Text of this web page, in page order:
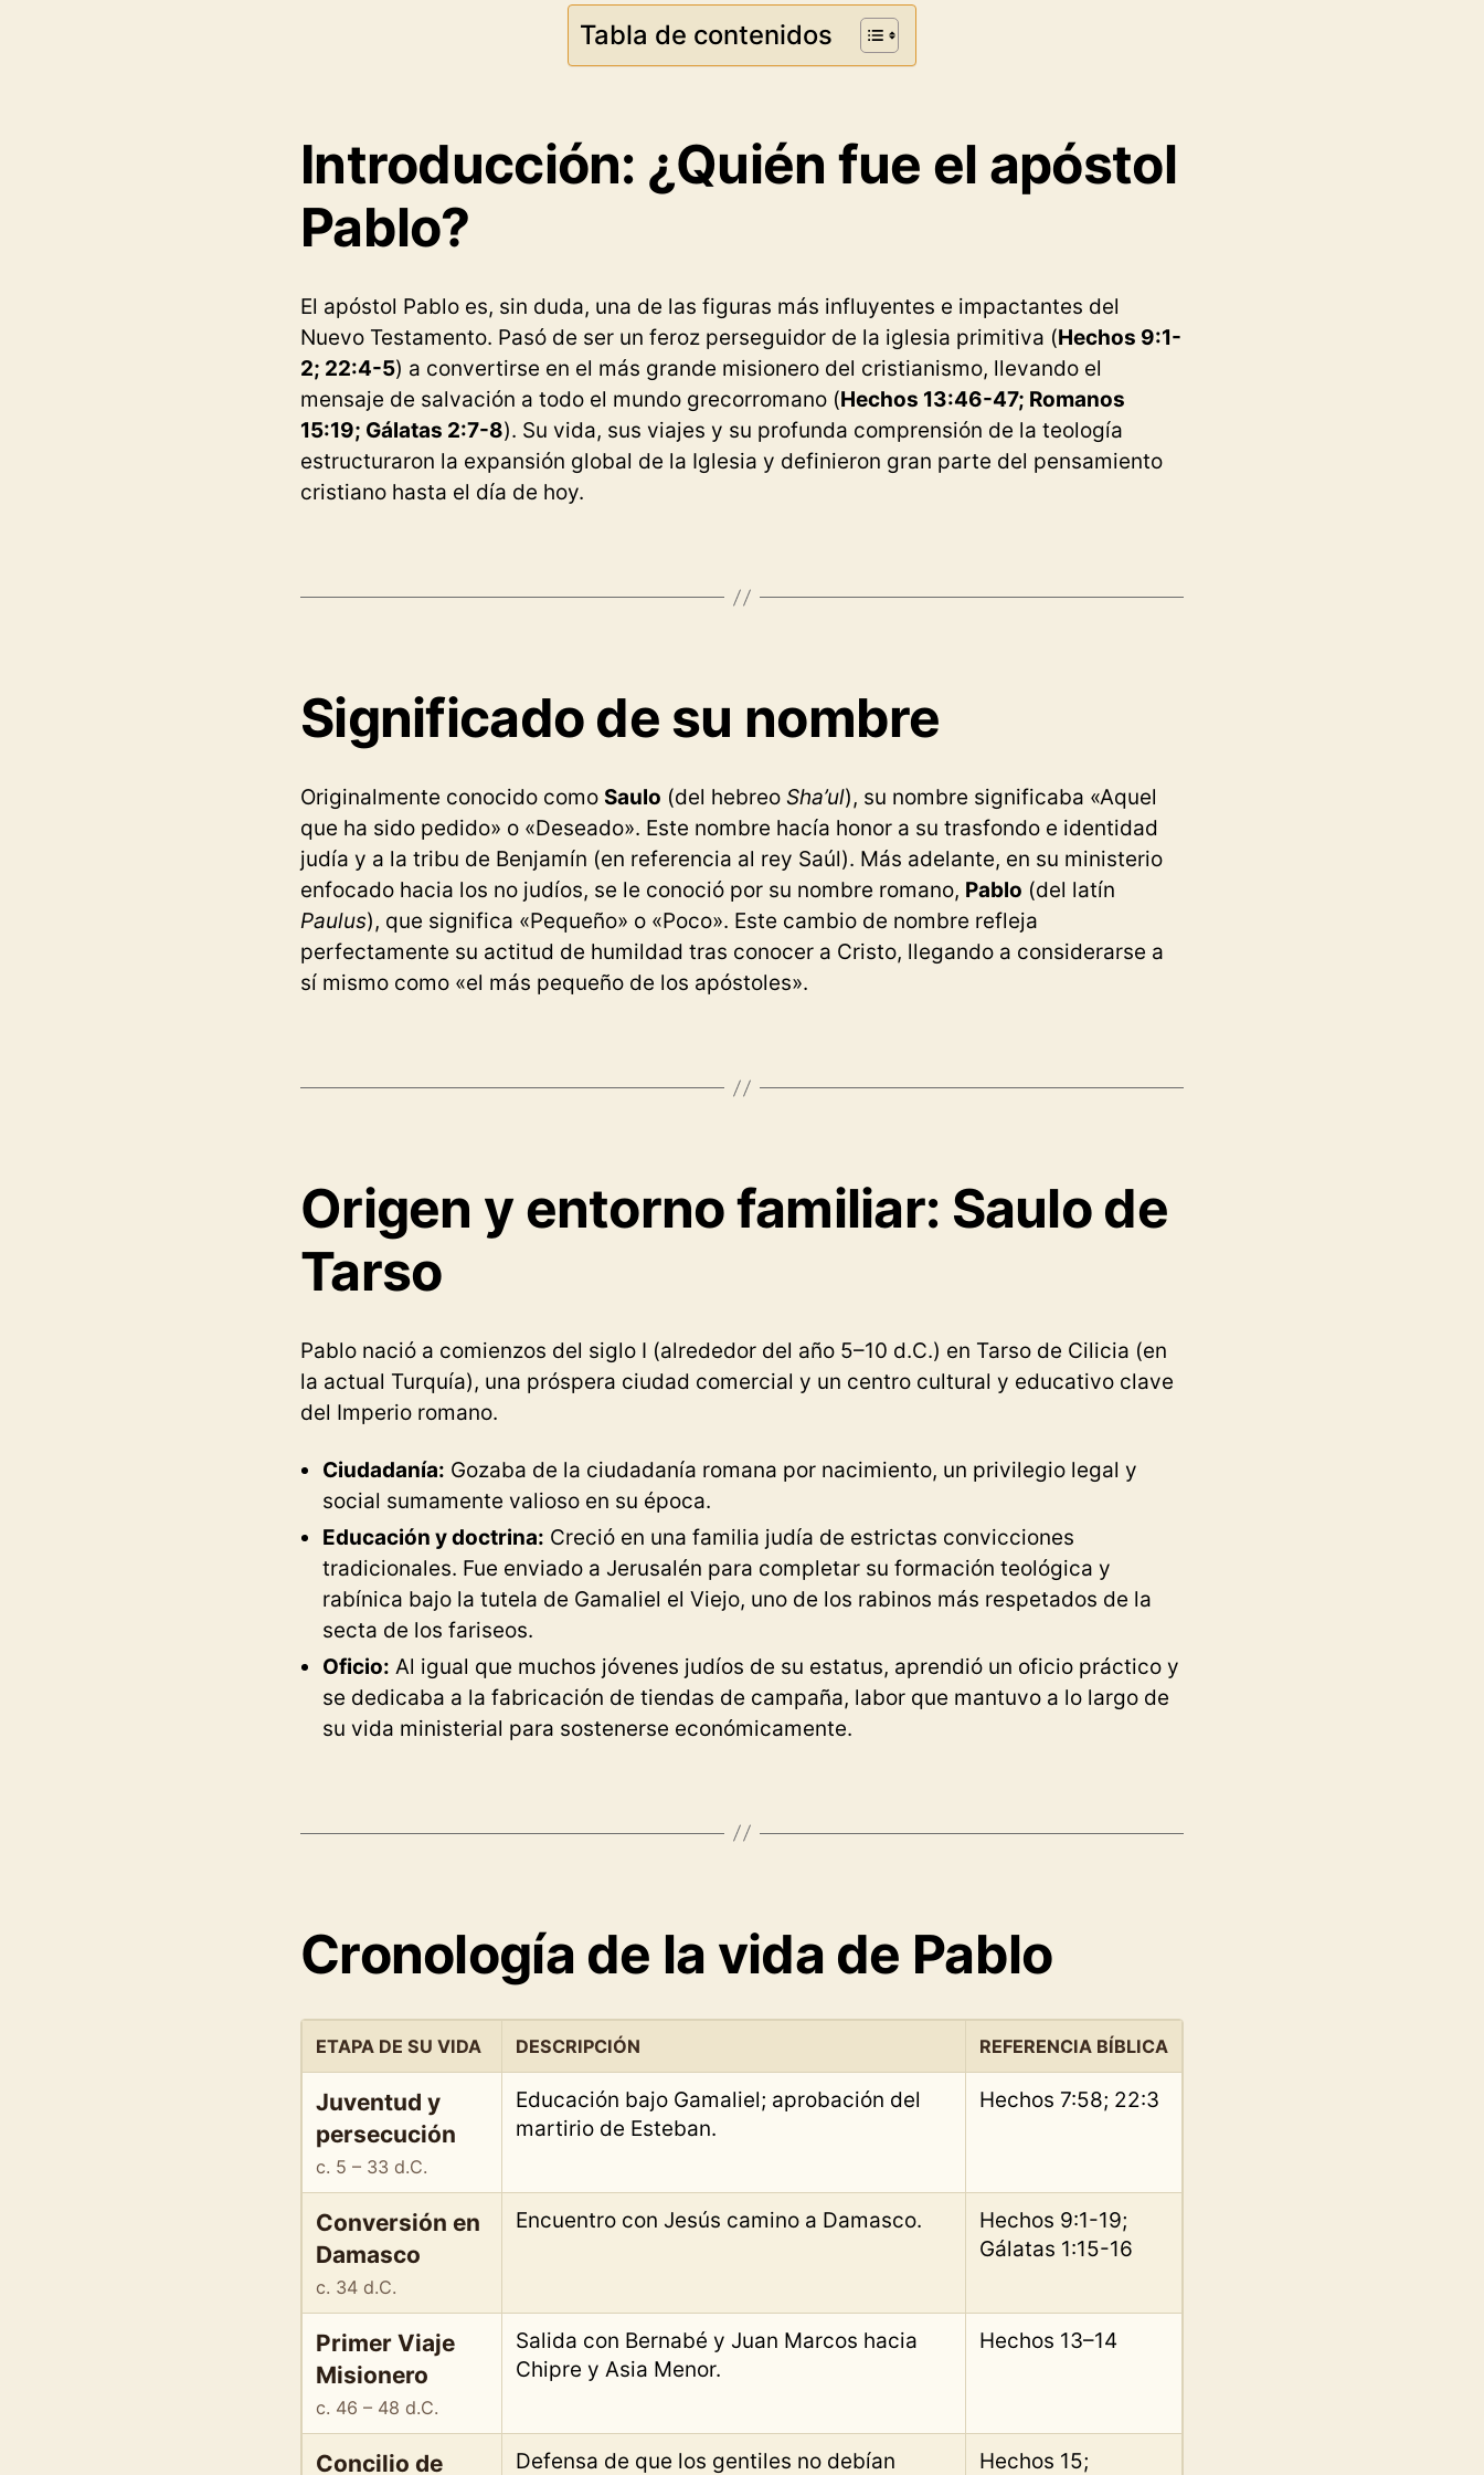
Tabla de contenidos
Introducción: ¿Quién fue el apóstol
Pablo?
El apóstol Pablo es, sin duda, una de las figuras más influyentes e impactantes del
Nuevo Testamento. Pasó de ser un feroz perseguidor de la iglesia primitiva (Hechos 9:1-
2; 22:4-5) a convertirse en el más grande misionero del cristianismo, llevando el
mensaje de salvación a todo el mundo grecorromano (Hechos 13:46-47; Romanos
15:19; Gálatas 2:7-8). Su vida, sus viajes y su profunda comprensión de la teología
estructuraron la expansión global de la Iglesia y definieron gran parte del pensamiento
cristiano hasta el día de hoy.
Significado de su nombre
Originalmente conocido como Saulo (del hebreo Sha’ul), su nombre significaba «Aquel
que ha sido pedido» o «Deseado». Este nombre hacía honor a su trasfondo e identidad
judía y a la tribu de Benjamín (en referencia al rey Saúl). Más adelante, en su ministerio
enfocado hacia los no judíos, se le conoció por su nombre romano, Pablo (del latín
Paulus), que significa «Pequeño» o «Poco». Este cambio de nombre refleja
perfectamente su actitud de humildad tras conocer a Cristo, llegando a considerarse a
sí mismo como «el más pequeño de los apóstoles».
Origen y entorno familiar: Saulo de
Tarso
Pablo nació a comienzos del siglo I (alrededor del año 5–10 d.C.) en Tarso de Cilicia (en
la actual Turquía), una próspera ciudad comercial y un centro cultural y educativo clave
del Imperio romano.
Ciudadanía: Gozaba de la ciudadanía romana por nacimiento, un privilegio legal y
social sumamente valioso en su época.
Educación y doctrina: Creció en una familia judía de estrictas convicciones
tradicionales. Fue enviado a Jerusalén para completar su formación teológica y
rabínica bajo la tutela de Gamaliel el Viejo, uno de los rabinos más respetados de la
secta de los fariseos.
Oficio: Al igual que muchos jóvenes judíos de su estatus, aprendió un oficio práctico y
se dedicaba a la fabricación de tiendas de campaña, labor que mantuvo a lo largo de
su vida ministerial para sostenerse económicamente.
Cronología de la vida de Pablo
ETAPA DE SU VIDA DESCRIPCIÓN REFERENCIA BÍBLICA
Juventud y
persecución
c. 5 – 33 d.C.
Educación bajo Gamaliel; aprobación del
martirio de Esteban.
Hechos 7:58; 22:3
Conversión en
Damasco
c. 34 d.C.
Encuentro con Jesús camino a Damasco.
Hechos 9:1-19;
Gálatas 1:15-16
Primer Viaje
Misionero
c. 46 – 48 d.C.
Salida con Bernabé y Juan Marcos hacia
Chipre y Asia Menor.
Hechos 13–14
Concilio de Defensa de que los gentiles no debían Hechos 15;